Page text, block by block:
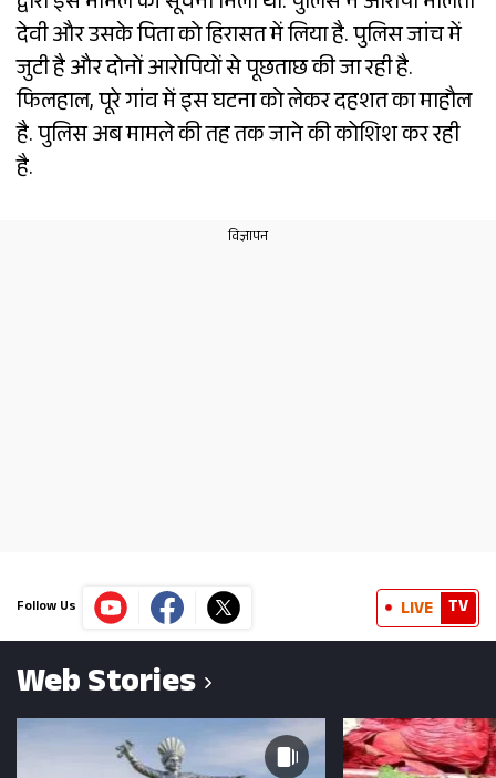
देवी और उसके पिता को हिरासत में लिया है. पुलिस जांच में
जुटी है और दोनों आरोपियों से पूछताछ की जा रही है.
फिलहाल, पूरे गांव में इस घटना को लेकर दहशत का माहौल
है. पुलिस अब मामले की तह तक जाने की कोशिश कर रही
है.
Follow Us LIVE TV
Web Stories